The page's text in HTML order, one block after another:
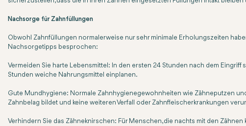
Nachsorge für Zahnfüllungen
Obwohl Zahnfüllungen normalerweise nur sehr minimale Erholungszeiten
Nachsorgetipps besprochen:
Vermeiden Sie harte Lebensmittel: In den ersten 24 Stunden nach dem
Stunden weiche Nahrungsmittel einplanen.
Gute Mundhygiene: Normale Zahnhygienegewohnheiten wie Zähneputzen
Zahnbelag bildet und keine weiteren Verfall oder Zahnfleischerkrankungen
Verhindern Sie das Zähneknirschen: Für Menschen, die nachts mit den